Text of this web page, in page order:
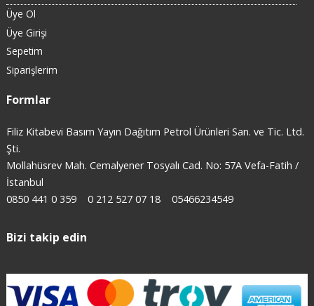
Üye Ol
Üye Girişi
Sepetim
Siparişlerim
Formlar
Filiz Kitabevi Basım Yayın Dağıtım Petrol Ürünleri San. ve Tic. Ltd.
Şti.
Mollahüsrev Mah. Cemalyener Tosyalı Cad. No: 57A Vefa-Fatih /
İstanbul
0850 441 0 359
0 212 527 07 18 05466234549
Bizi takip edin